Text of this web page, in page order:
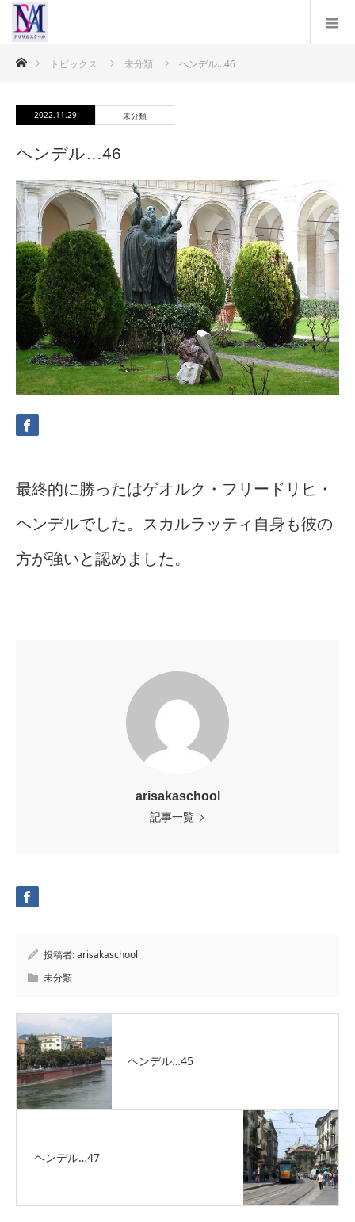
ホームトピックス 未分類 ヘンデル…46
2022.11.29 未分類
ヘンデル…46
最終的に勝ったはゲオルク・フリードリヒ・
ヘンデルでした。スカルラッティ自身も彼の
方が強いと認めました。
arisakaschool
記事一覧
投稿者:arisakaschool
未分類
ヘンデル…45
ヘンデル…47